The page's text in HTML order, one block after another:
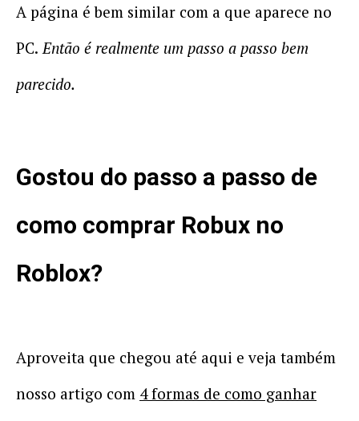
A página é bem similar com a que aparece no
PC. Então é realmente um passo a passo bem
parecido.
Gostou do passo a passo de
como comprar Robux no
Roblox?
Aproveita que chegou até aqui e veja também
nosso artigo com 4 formas de como ganhar